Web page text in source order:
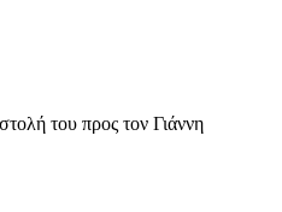
του προς τον Γιάννη